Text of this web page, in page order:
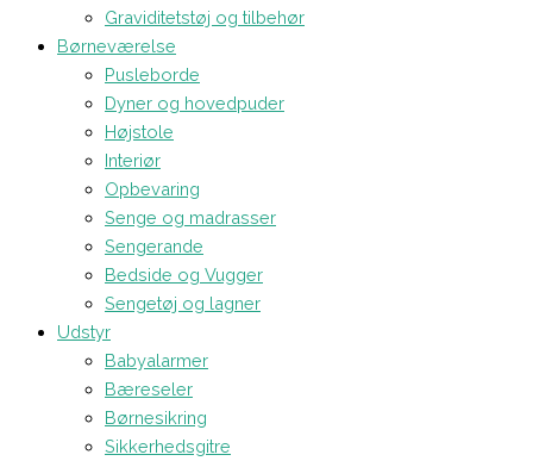
Graviditetstøj og tilbehør
Børneværelse
Pusleborde
Dyner og hovedpuder
Højstole
Interiør
Opbevaring
Senge og madrasser
Sengerande
Bedside og Vugger
Sengetøj og lagner
Udstyr
Babyalarmer
Bæreseler
Børnesikring
Sikkerhedsgitre